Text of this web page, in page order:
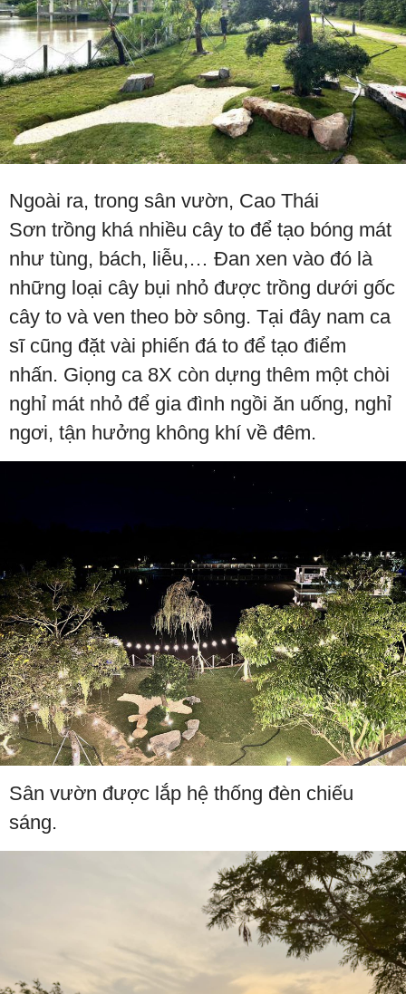
Ngoài ra, trong sân vườn, Cao Thái
Sơn trồng khá nhiều cây to để tạo bóng mát
như tùng, bách, liễu,… Đan xen vào đó là
những loại cây bụi nhỏ được trồng dưới gốc
cây to và ven theo bờ sông. Tại đây nam ca
sĩ cũng đặt vài phiến đá to để tạo điểm
nhấn. Giọng ca 8X còn dựng thêm một chòi
nghỉ mát nhỏ để gia đình ngồi ăn uống, nghỉ
ngơi, tận hưởng không khí về đêm.
Sân vườn được lắp hệ thống đèn chiếu
sáng.